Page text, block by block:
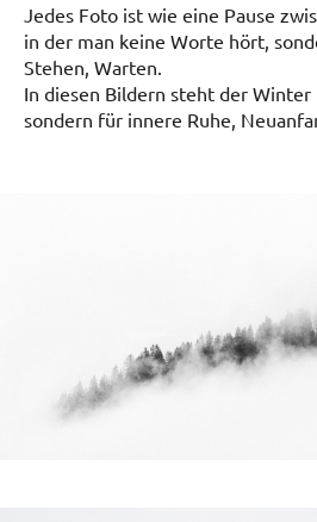
Jedes Foto ist wie eine Pause
in der man keine Worte hört,
Stehen, Warten.
In diesen Bildern steht der Winter
sondern für innere Ruhe,